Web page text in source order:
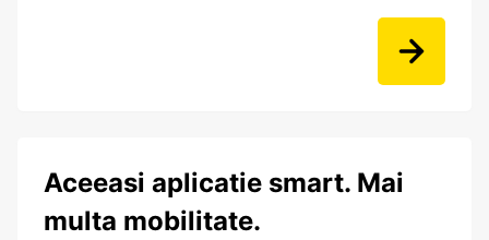
Aceeasi aplicatie smart. Mai
multa mobilitate.